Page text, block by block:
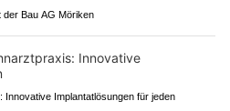
der Bau AG Möriken
Implantatlösungen für jeden